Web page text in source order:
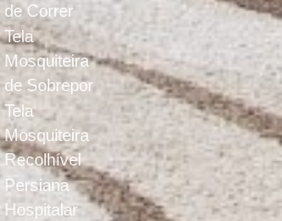
de Correr
Tela
Mosquiteira
de Sobrepor
Tela
Mosquiteira
Recolhível
Persiana
Hospitalar